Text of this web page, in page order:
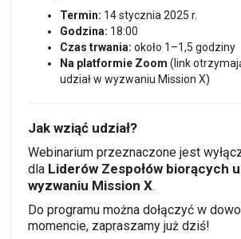
Termin: 14 stycznia 2025 r.
Godzina: 18:00
Czas trwania: około 1–1,5 godziny
Na platformie Zoom (link
udział w wyzwaniu Mission X)
Jak wziąć udział?
Webinarium przeznaczone jest
dla Liderów Zespołów biorących
wyzwaniu Mission X.
Do programu można dołączyć w
momencie, zapraszamy już dziś!